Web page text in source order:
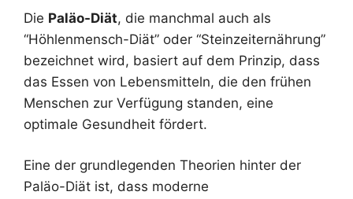
Die Paläo-Diät, die manchmal auch als
“Höhlenmensch-Diät” oder “Steinzeiternährung”
bezeichnet wird, basiert auf dem Prinzip, dass
das Essen von Lebensmitteln, die den frühen
Menschen zur Verfügung standen, eine
optimale Gesundheit fördert.
Eine der grundlegenden Theorien hinter der
Paläo-Diät ist, dass moderne